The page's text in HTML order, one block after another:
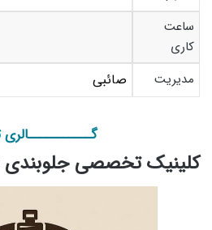
ساعت
کاری
مدیریت
صائبی
کلینیک تخصصی جلوبندی